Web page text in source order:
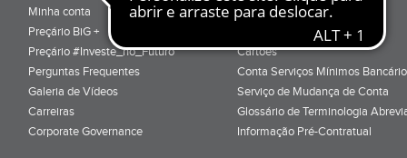
Minha conta
Preçário BiG +
Preçário #Investe_no_Futuro
Perguntas Frequentes
Galeria de Vídeos
Carreiras
Corporate Governance
Júnior (sub-18)
Cartões
Conta Serviços Mínimos
Serviço de Mudança de Conta
Glossário de Terminologia
Informação Pré-Contratual